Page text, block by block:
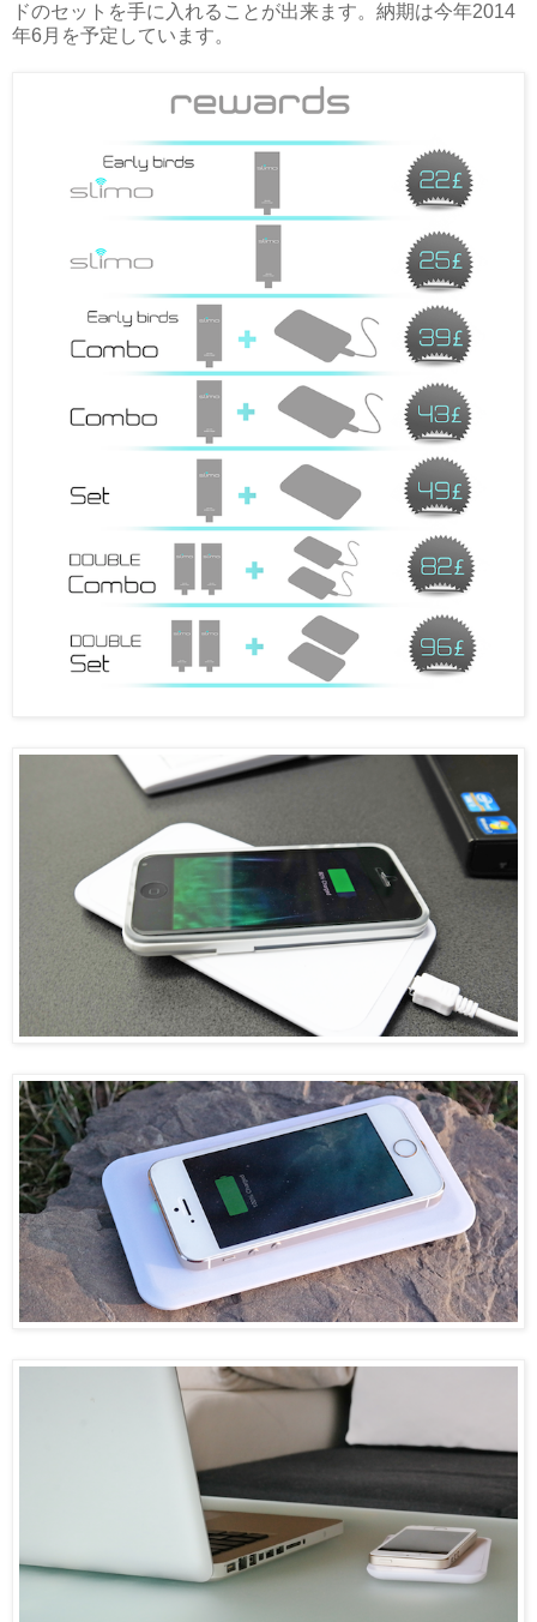
ドのセットを手に入れることが出来ます。納期は今年2014
年6月を予定しています。